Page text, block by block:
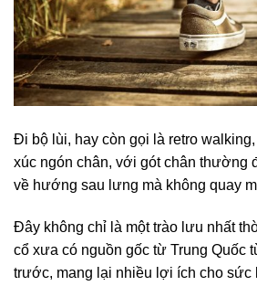
Đi bộ lùi, hay còn gọi là retro
xúc ngón chân, với gót chân thường
về hướng sau lưng mà không quay
Đây không chỉ là một trào lưu nhất
cổ xưa có nguồn gốc từ Trung Quốc
trước, mang lại nhiều lợi ích cho sức